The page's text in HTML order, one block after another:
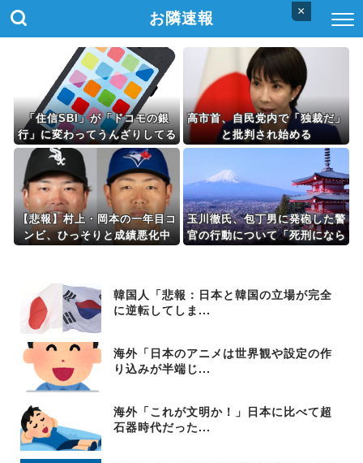
×
お隣速報
「住信SBI」が「ドコモの銀
行」に変わってうんざりしてる
やつw w w
高市首、自民党内で「独裁だ」
と批判され始める
【悲報】村上・岡本の一年目コ
ンビ、ひっそりと成績悪化中
玉川徹氏、包丁男に発砲した警
官の行動について「死刑になら
韓国人「悲報：日本と韓国の立場が完全
に逆転してしま...
海外「日本のアニメは世界観や設定の作
り込みが半端じ...
海外「これが文明か！」日本に比べて超
石器時代だった...